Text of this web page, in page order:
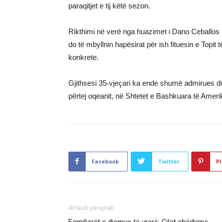
paraqitjet e tij këtë sezon.
Rikthimi në verë nga huazimet i Dano
do të mbyllnin hapësirat për ish fituesin e Topit
konkrete.
Gjithsesi 35-vjeçari ka ende shumë admirues
përtej oqeanit, në Shtetet e Bashkuara të
Facebook Twitter
Artikulli paraprak